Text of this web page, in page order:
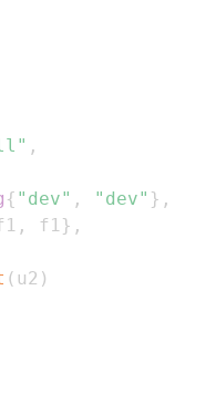
,
{ "dev" , "dev" } ,
, f1 } ,
( u2 )